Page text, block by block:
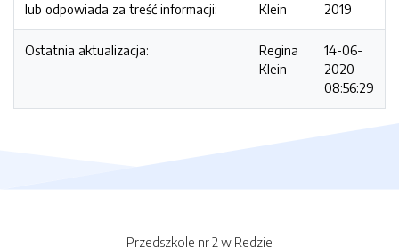
lub odpowiada za treść informacji:
Klein
2019
Ostatnia aktualizacja:
Regina
Klein
14-06-
2020
08:56:29
Przedszkole nr 2 w Redzie